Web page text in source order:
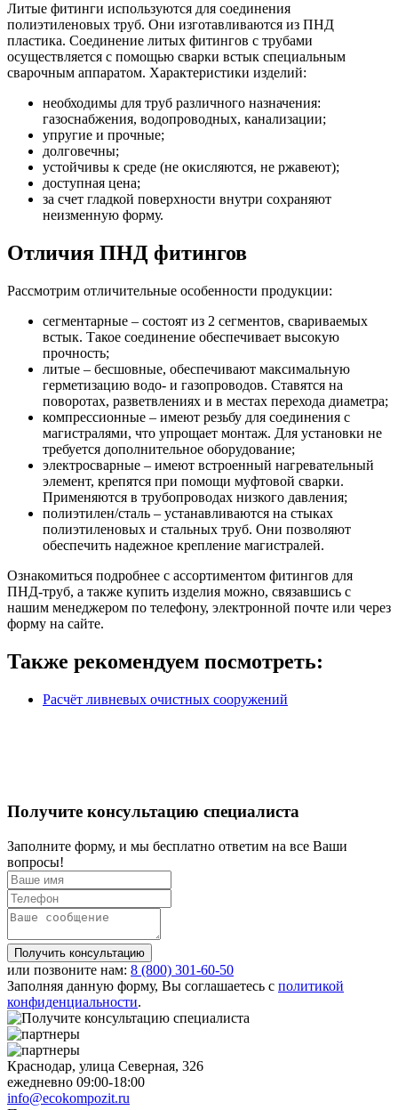
Литые фитинги используются для соединения
полиэтиленовых труб. Они изготавливаются из ПНД
пластика. Соединение литых фитингов с трубами
осуществляется с помощью сварки встык специальным
сварочным аппаратом. Характеристики изделий:
необходимы для труб различного назначения:
газоснабжения, водопроводных, канализации;
упругие и прочные;
долговечны;
устойчивы к среде (не окисляются, не ржавеют);
доступная цена;
за счет гладкой поверхности внутри сохраняют
неизменную форму.
Отличия ПНД фитингов
Рассмотрим отличительные особенности продукции:
сегментарные – состоят из 2 сегментов, свариваемых
встык. Такое соединение обеспечивает высокую
прочность;
литые – бесшовные, обеспечивают максимальную
герметизацию водо- и газопроводов. Ставятся на
поворотах, разветвлениях и в местах перехода диаметра;
компрессионные – имеют резьбу для соединения с
магистралями, что упрощает монтаж. Для установки не
требуется дополнительное оборудование;
электросварные – имеют встроенный нагревательный
элемент, крепятся при помощи муфтовой сварки.
Применяются в трубопроводах низкого давления;
полиэтилен/сталь – устанавливаются на стыках
полиэтиленовых и стальных труб. Они позволяют
обеспечить надежное крепление магистралей.
Ознакомиться подробнее с ассортиментом фитингов для
ПНД-труб, а также купить изделия можно, связавшись с
нашим менеджером по телефону, электронной почте или через
форму на сайте.
Также рекомендуем посмотреть:
Расчёт ливневых очистных сооружений
Получите консультацию специалиста
Заполните форму, и мы бесплатно ответим на все Ваши
вопросы!
Получить консультацию
или позвоните нам: 8 (800) 301-60-50
Заполняя данную форму, Вы соглашаетесь с политикой
конфиденциальности.
Краснодар, улица Северная, 326
ежедневно 09:00-18:00
info@ecokompozit.ru